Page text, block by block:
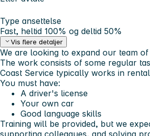
Type ansettelse
Fast, heltid 100% og deltid 50%
Vis flere detaljer
We are looking to expand our team
The work consists of some regular
Coast Service typically works in
You must have:
A driver's license
Your own car
Good language skills
Training will be provided, but we